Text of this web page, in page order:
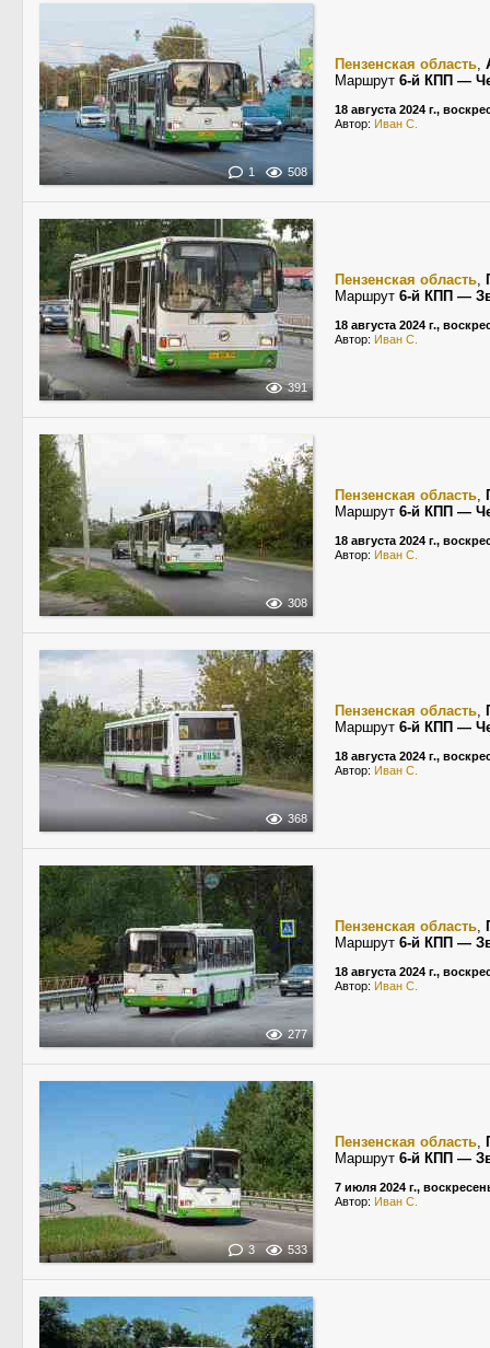
1 508
Пензенская область,
Маршрут 6-й КПП —
18 августа 2024 г.,
Автор: Иван С.
391
Пензенская область,
Маршрут 6-й КПП —
18 августа 2024 г.,
Автор: Иван С.
308
Пензенская область,
Маршрут 6-й КПП —
18 августа 2024 г.,
Автор: Иван С.
368
Пензенская область,
Маршрут 6-й КПП —
18 августа 2024 г.,
Автор: Иван С.
277
Пензенская область,
Маршрут 6-й КПП —
18 августа 2024 г.,
Автор: Иван С.
3 533
Пензенская область,
Маршрут 6-й КПП —
7 июля 2024 г.,
Автор: Иван С.